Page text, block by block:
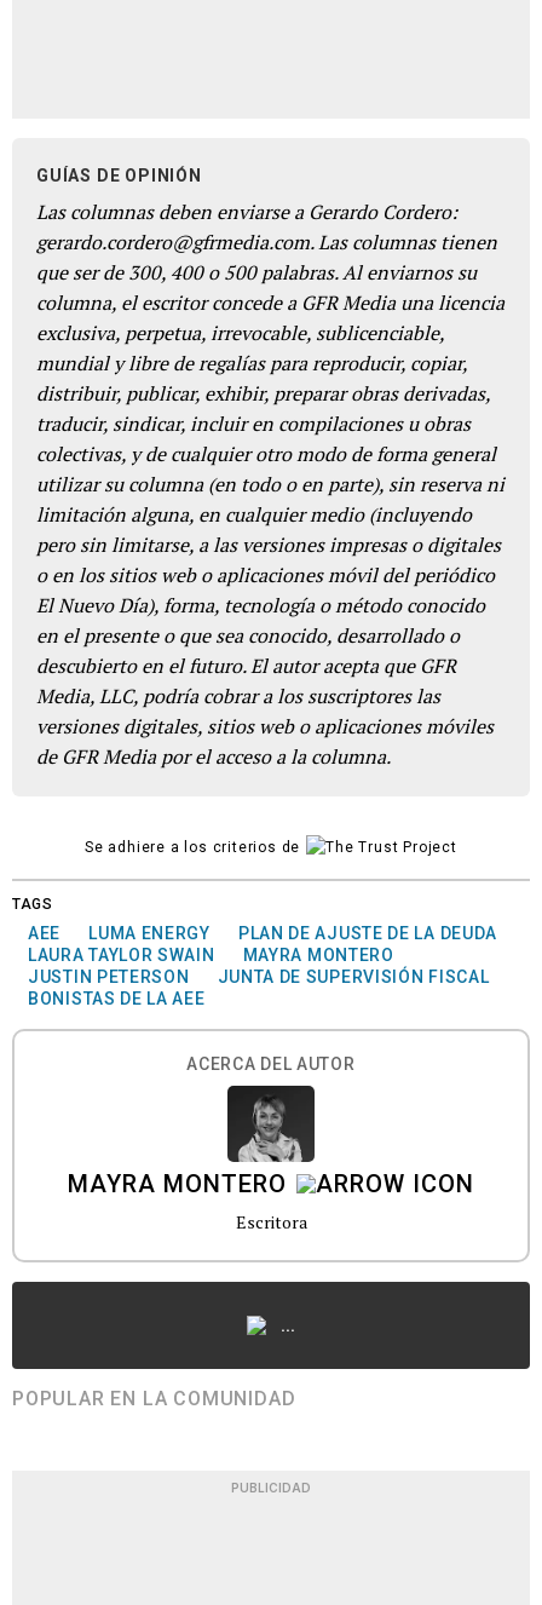
GUÍAS DE OPINIÓN
Las columnas deben enviarse a Gerardo Cordero:
gerardo.cordero@gfrmedia.com. Las columnas tienen
que ser de 300, 400 o 500 palabras. Al enviarnos su
columna, el escritor concede a GFR Media una licencia
exclusiva, perpetua, irrevocable, sublicenciable,
mundial y libre de regalías para reproducir, copiar,
distribuir, publicar, exhibir, preparar obras derivadas,
traducir, sindicar, incluir en compilaciones u obras
colectivas, y de cualquier otro modo de forma general
utilizar su columna (en todo o en parte), sin reserva ni
limitación alguna, en cualquier medio (incluyendo
pero sin limitarse, a las versiones impresas o digitales
o en los sitios web o aplicaciones móvil del periódico
El Nuevo Día), forma, tecnología o método conocido
en el presente o que sea conocido, desarrollado o
descubierto en el futuro. El autor acepta que GFR
Media, LLC, podría cobrar a los suscriptores las
versiones digitales, sitios web o aplicaciones móviles
de GFR Media por el acceso a la columna.
Se adhiere a los criterios de
TAGS
AEE LUMA ENERGY
PLAN DE AJUSTE DE LA DEUDA
LAURA TAYLOR SWAIN
MAYRA MONTERO
JUSTIN PETERSON
JUNTA DE SUPERVISIÓN FISCAL
BONISTAS DE LA AEE
ACERCA DEL AUTOR
MAYRA MONTERO
Escritora
...
POPULAR EN LA COMUNIDAD
PUBLICIDAD